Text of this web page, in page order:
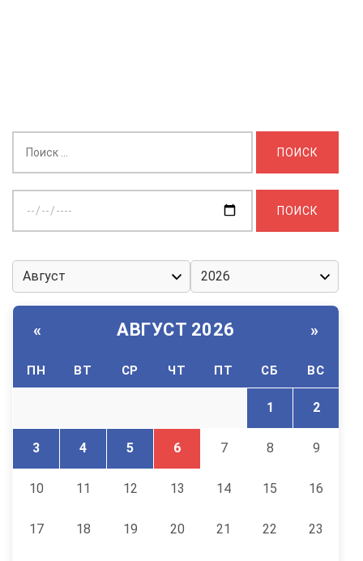
дату:
« АВГУСТ 2026 »
ПН ВТ СР ЧТ ПТ СБ ВС
1 2
3 4 5 6 7 8 9
10 11 12 13 14 15 16
17 18 19 20 21 22 23